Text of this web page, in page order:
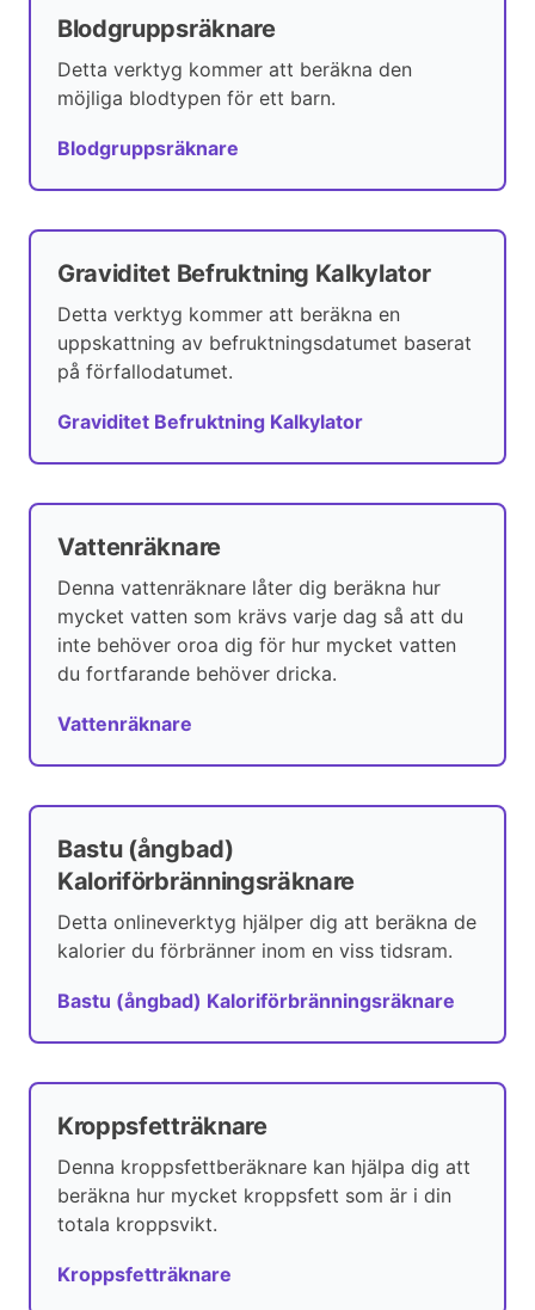
Blodgruppsräknare
Detta verktyg kommer att beräkna den
möjliga blodtypen för ett barn.
Blodgruppsräknare
Graviditet Befruktning Kalkylator
Detta verktyg kommer att beräkna en
uppskattning av befruktningsdatumet baserat
på förfallodatumet.
Graviditet Befruktning Kalkylator
Vattenräknare
Denna vattenräknare låter dig beräkna hur
mycket vatten som krävs varje dag så att du
inte behöver oroa dig för hur mycket vatten
du fortfarande behöver dricka.
Vattenräknare
Bastu (ångbad)
Kaloriförbränningsräknare
Detta onlineverktyg hjälper dig att beräkna de
kalorier du förbränner inom en viss tidsram.
Bastu (ångbad) Kaloriförbränningsräknare
Kroppsfetträknare
Denna kroppsfettberäknare kan hjälpa dig att
beräkna hur mycket kroppsfett som är i din
totala kroppsvikt.
Kroppsfetträknare